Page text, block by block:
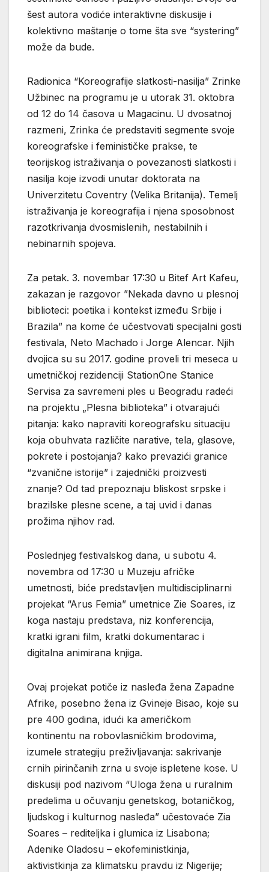
šest autora vodiće interaktivne diskusije i
kolektivno maštanje o tome šta sve “systering”
može da bude.
Radionica “Koreografije slatkosti-nasilja” Zrinke
Užbinec na programu je u utorak 31. oktobra
od 12 do 14 časova u Magacinu. U dvosatnoj
razmeni, Zrinka će predstaviti segmente svoje
koreografske i feminističke prakse, te
teorijskog istraživanja o povezanosti slatkosti i
nasilja koje izvodi unutar doktorata na
Univerzitetu Coventry (Velika Britanija). Temelj
istraživanja je koreografija i njena sposobnost
razotkrivanja dvosmislenih, nestabilnih i
nebinarnih spojeva.
Za petak. 3. novembar 17:30 u Bitef Art Kafeu,
zakazan je razgovor ”Nekada davno u plesnoj
biblioteci: poetika i kontekst između Srbije i
Brazila” na kome će učestvovati specijalni gosti
festivala, Neto Machado i Jorge Alencar. Njih
dvojica su su 2017. godine proveli tri meseca u
umetničkoj rezidenciji StationOne Stanice
Servisa za savremeni ples u Beogradu radeći
na projektu „Plesna biblioteka” i otvarajući
pitanja: kako napraviti koreografsku situaciju
koja obuhvata različite narative, tela, glasove,
pokrete i postojanja? kako prevazići granice
“zvanične istorije” i zajednički proizvesti
znanje? Od tad prepoznaju bliskost srpske i
brazilske plesne scene, a taj uvid i danas
prožima njihov rad.
Poslednjeg festivalskog dana, u subotu 4.
novembra od 17:30 u Muzeju afričke
umetnosti, biće predstavljen multidisciplinarni
projekat “Arus Femia” umetnice Zie Soares, iz
koga nastaju predstava, niz konferencija,
kratki igrani film, kratki dokumentarac i
digitalna animirana knjiga.
Ovaj projekat potiče iz nasleđa žena Zapadne
Afrike, posebno žena iz Gvineje Bisao, koje su
pre 400 godina, idući ka američkom
kontinentu na robovlasničkim brodovima,
izumele strategiju preživljavanja: sakrivanje
crnih pirinčanih zrna u svoje ispletene kose. U
diskusiji pod nazivom “Uloga žena u ruralnim
predelima u očuvanju genetskog, botaničkog,
ljudskog i kulturnog nasleđa” učestovaće Zia
Soares – rediteljka i glumica iz Lisabona;
Adenike Oladosu – ekofeministkinja,
aktivistkinja za klimatsku pravdu iz Nigerije;